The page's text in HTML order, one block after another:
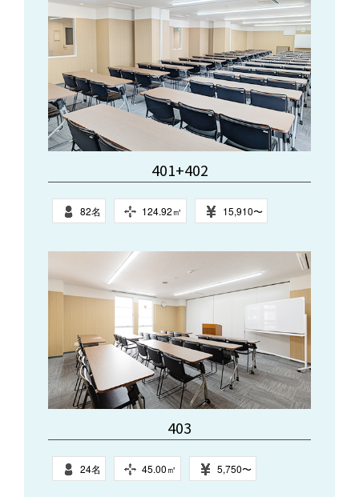
401+402
82名 124.92㎥ 15,910〜
403
24名 45.00㎥ 5,750〜